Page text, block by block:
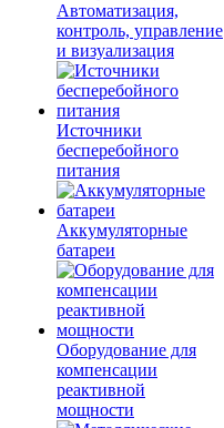
Автоматизация,
контроль, управление
и визуализация
Источники
бесперебойного
питания
Аккумуляторные
батареи
Оборудование для
компенсации
реактивной
мощности